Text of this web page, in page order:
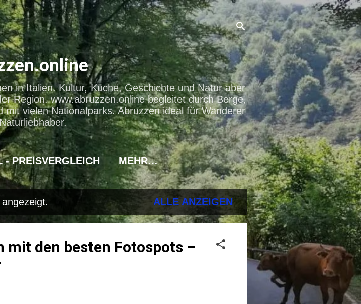
Hauptbereich
in Italien. Kultur, Küche, Geschichte und Natur aber
Region. www.abruzzen.online begleitet durch Berge,
vielen Nationalparks. Abruzzen ideal für Wanderer
- PREISVERGLEICH MEHR…
ALLE ANZEIGEN
mit den besten Fotospots –